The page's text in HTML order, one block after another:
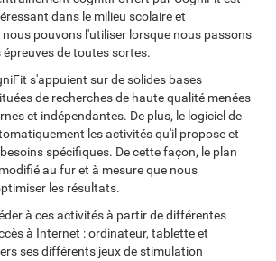
dans le milieu scolaire et
pouvons l'utiliser lorsque nous passons
épreuves de toutes sortes.
s'appuient sur de solides bases
de recherches de haute qualité menées
et indépendantes. De plus, le logiciel de
les activités qu'il propose et
spécifiques. De cette façon, le plan
au fur et à mesure que nous
les résultats.
à ces activités à partir de différentes
à Internet : ordinateur, tablette et
ses différents jeux de stimulation